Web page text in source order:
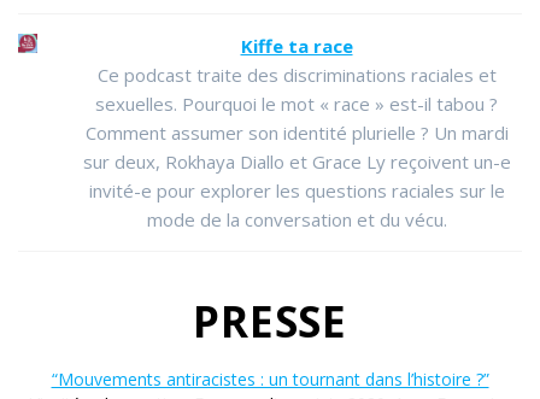
Kiffe ta race
Ce podcast traite des discriminations raciales et
sexuelles. Pourquoi le mot « race » est-il tabou ?
Comment assumer son identité plurielle ? Un mardi
sur deux, Rokhaya Diallo et Grace Ly reçoivent un-e
invité-e pour explorer les questions raciales sur le
mode de la conversation et du vécu.
PRESSE
“Mouvements antiracistes : un tournant dans l’histoire ?”